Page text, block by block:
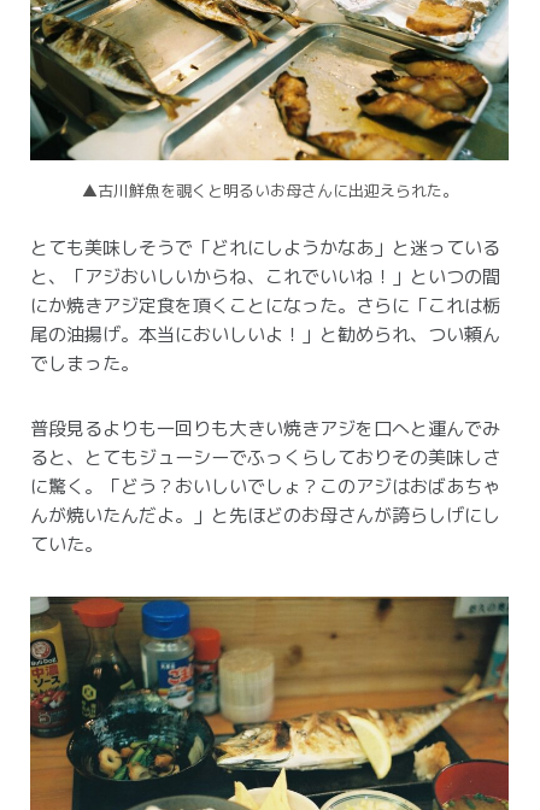
▲古川鮮魚を覗くと明るいお母さんに出迎えられた。
とても美味しそうで「どれにしようかなあ」と迷っている
と、「アジおいしいからね、これでいいね！」といつの間
にか焼きアジ定食を頂くことになった。 さらに「これは栃
尾の油揚げ。本当においしいよ！」と勧められ、つい頼ん
でしまった。
普段見るよりも一回りも大きい焼きアジを口へと運んでみ
ると、とてもジューシーでふっくらしておりその美味しさ
に驚く。
「どう？おいしいでしょ？このアジはおばあちゃ
んが焼いたんだよ。」と先ほどのお母さんが誇らしげにし
ていた。